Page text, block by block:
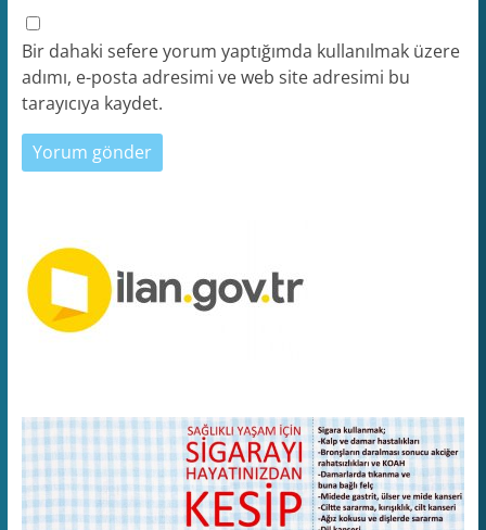
Bir dahaki sefere yorum yaptığımda kullanılmak üzere
adımı, e-posta adresimi ve web site adresimi bu
tarayıcıya kaydet.